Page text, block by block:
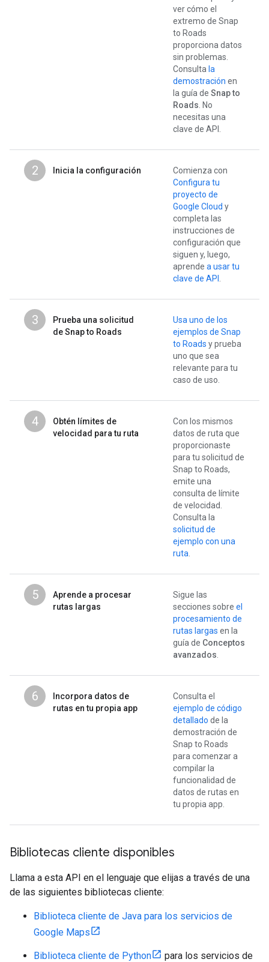
ver cómo el
extremo de Snap
to Roads
proporciona datos
sin problemas.
Consulta la
demostración en
la guía de Snap to
Roads . No
necesitas una
clave de API.
2 Inicia la configuración
Comienza con
Configura tu
proyecto de
Google Cloud y
completa las
instrucciones de
configuración que
siguen y, luego,
aprende a usar tu
clave de API
3
Prueba una solicitud
de Snap to Roads
Usa uno de los
ejemplos de Snap
to Roads y prueba
uno que sea
relevante para tu
caso de uso.
4
Obtén límites de
velocidad para tu ruta
Con los mismos
datos de ruta que
proporcionaste
para tu solicitud de
Snap to Roads,
emite una
consulta de límite
de velocidad.
Consulta la
solicitud de
ejemplo con una
ruta
5
Aprende a procesar
rutas largas
Sigue las
secciones sobre el
procesamiento de
rutas largas en la
guía de Conceptos
avanzados
6
Incorpora datos de
rutas en tu propia app
Consulta el
ejemplo de código
detallado de la
demostración de
Snap to Roads
para comenzar a
compilar la
funcionalidad de
datos de rutas en
tu propia app.
Bibliotecas cliente disponibles
Llama a esta API en el lenguaje que elijas a través de una
de las siguientes bibliotecas cliente:
Biblioteca cliente de Java para los servicios de
Google Maps
Biblioteca cliente de Python
para los servicios de